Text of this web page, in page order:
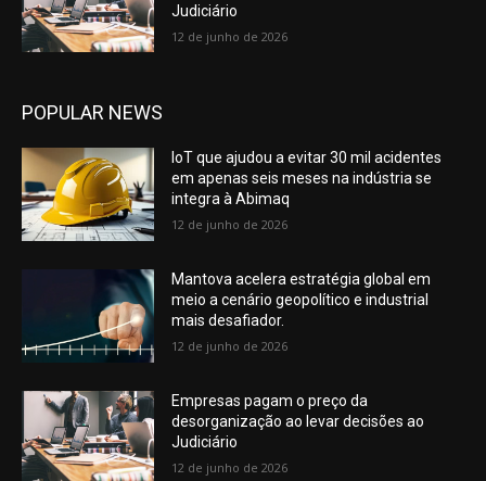
Judiciário
12 de junho de 2026
POPULAR NEWS
IoT que ajudou a evitar 30 mil acidentes
em apenas seis meses na indústria se
integra à Abimaq
12 de junho de 2026
Mantova acelera estratégia global em
meio a cenário geopolítico e industrial
mais desafiador.
12 de junho de 2026
Empresas pagam o preço da
desorganização ao levar decisões ao
Judiciário
12 de junho de 2026